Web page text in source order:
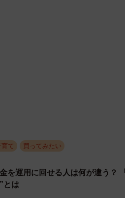
ものを」といった意見もあり、
がり・会社や自治体からの支給
育て 買ってみたい
を運用に回せる人は何が違う？
とは